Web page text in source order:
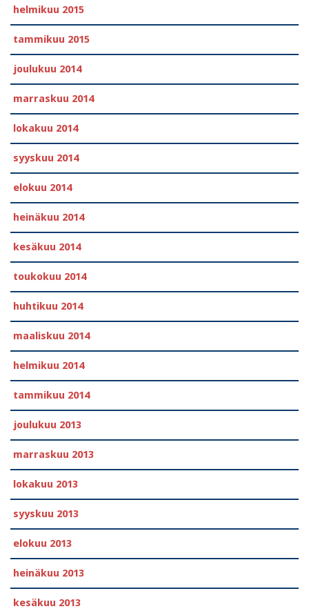
helmikuu 2015
tammikuu 2015
joulukuu 2014
marraskuu 2014
lokakuu 2014
syyskuu 2014
elokuu 2014
heinäkuu 2014
kesäkuu 2014
toukokuu 2014
huhtikuu 2014
maaliskuu 2014
helmikuu 2014
tammikuu 2014
joulukuu 2013
marraskuu 2013
lokakuu 2013
syyskuu 2013
elokuu 2013
heinäkuu 2013
kesäkuu 2013